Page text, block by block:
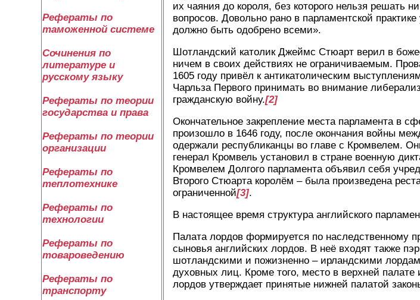
Рефераты по
таможенной системе
Сочинения по
литературе и
русскому языку
Рефераты по теории
государства и права
Рефераты по теории
организации
Рефераты по
теплотехнике
Рефераты по
технологии
Рефераты по
товароведению
Рефераты по
транспорту
их чаяния до короля, без которого нельзя решать
вопросов. Довольно рано в парламентской
должно быть одобрено всеми».
Шотландский католик Джеймс Стюарт верил в
ничем в своих действиях не ограничиваемым.
1605 году привёл к антикатолическим
Чарльза Первого принимать во внимание
гражданскую войну.[2]
Окончательное закрепление места парламента в
произошло в 1646 году, после окончания войны
одержали республиканцы во главе с Кромвелем.
генерал Кромвель установил в стране военную
Кромвелем Долгого парламента объявил себя
Второго Стюарта королём – была произведена
ограниченной[3].
В настоящее время структура английского
Палата лордов формируется по наследственному
сыновья английских лордов. В неё входят также
шотландскими и пожизненно – ирландскими
духовных лиц. Кроме того, место в верхней
лордов утверждает принятые нижней палатой